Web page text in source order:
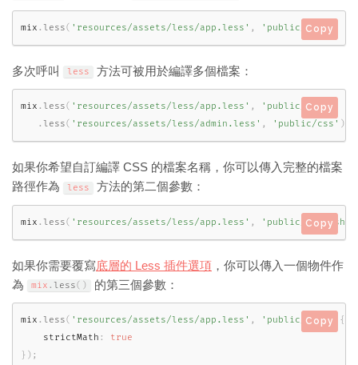
mix . less( 'resources/assets/less/app.less' , 'public/css')
Copy
多次呼叫 less 方法可被用於編譯多個檔案：
mix . less( 'resources/assets/less/app.less' , 'public/css')
. less( 'resources/assets/less/admin.less' , 'public/css' )
Copy
如果你希望自訂編譯 CSS 的檔案名稱，你可以傳入完整的檔案
路徑作為
less 方法的第二個參數：
mix . less( 'resources/assets/less/app.less' , 'public/Copy
如果你需要覆寫底層的 Less 插件選項 ，你可以傳入一個物件作
為
mix . less( ) 的第三個參數：
mix . less( 'resources/assets/less/app.less' , 'public/css',
{
    strictMath
:
true
} ) ;
Copy